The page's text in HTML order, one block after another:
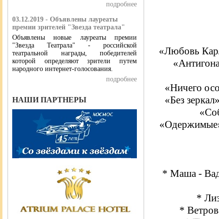
подробнее
03.12.2019 - Объявлены лауреаты
премии зрителей "Звезда театрала"
Объявлены новые лауреаты премии
"Звезда Театрала" - российской
театральной награды, победителей
которой определяют зрители путем
народного интернет-голосования.
подробнее
НАШИ ПАРТНЕРЫ
«Любовь
«Ничего
«Без
* Маша -
*
*